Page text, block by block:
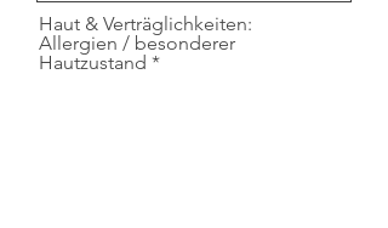
Haut & Verträglichkeiten:
Allergien / besonderer
Hautzustand